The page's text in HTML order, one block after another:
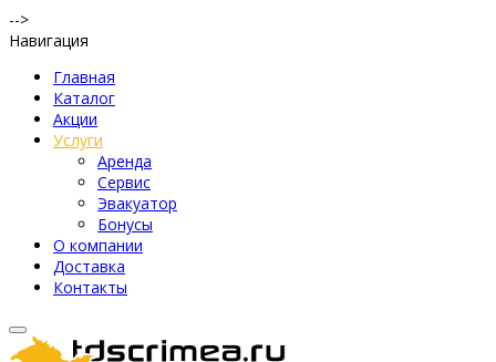
-->
Навигация
Главная
Каталог
Акции
Услуги
Аренда
Сервис
Эвакуатор
Бонусы
О компании
Доставка
Контакты